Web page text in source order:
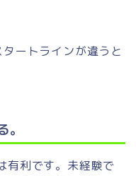
ートラインが違うと
有利です。未経験で